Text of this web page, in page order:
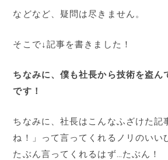
などなど、疑問は尽きません。
そこで↓記事を書きました！
ちなみに、僕も社長から技術を盗ん
です！
ちなみに、社長はこんなふざけた記
ね！」って言ってくれるノリのいい
たぶん言ってくれるはず…たぶん！